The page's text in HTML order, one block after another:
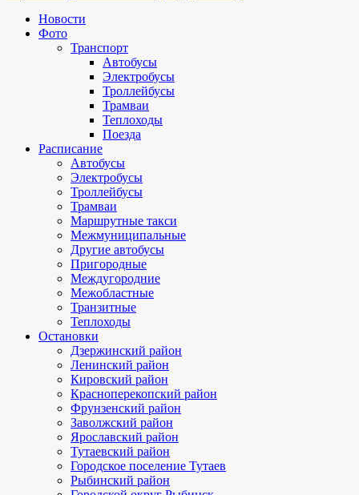
Новости
Фото
Транспорт
Автобусы
Электробусы
Троллейбусы
Трамваи
Теплоходы
Поезда
Расписание
Автобусы
Электробусы
Троллейбусы
Трамваи
Маршрутные такси
Межмуниципальные
Другие автобусы
Пригородные
Междугородние
Межобластные
Транзитные
Теплоходы
Остановки
Дзержинский район
Ленинский район
Кировский район
Красноперекопский район
Фрунзенский район
Заволжский район
Ярославский район
Тутаевский район
Городское поселение Тутаев
Рыбинский район